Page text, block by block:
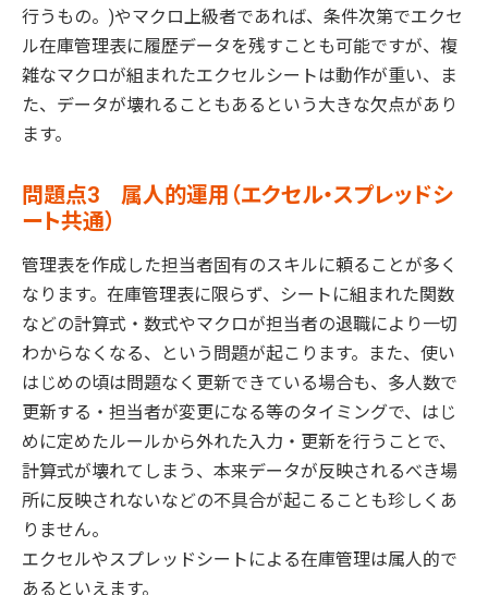
行うもの。)やマクロ上級者であれば、条件次第でエクセ
ル在庫管理表に履歴データを残すことも可能ですが、複
雑なマクロが組まれたエクセルシートは動作が重い、ま
た、データが壊れることもあるという大きな欠点があり
ます。
問題点3 属人的運用（エクセル・スプレッドシ
ート共通）
管理表を作成した担当者固有のスキルに頼ることが多く
なります。在庫管理表に限らず、シートに組まれた関数
などの計算式・数式やマクロが担当者の退職により一切
わからなくなる、という問題が起こります。また、使い
はじめの頃は問題なく更新できている場合も、多人数で
更新する・担当者が変更になる等のタイミングで、はじ
めに定めたルールから外れた入力・更新を行うことで、
計算式が壊れてしまう、本来データが反映されるべき場
所に反映されないなどの不具合が起こることも珍しくあ
りません。
エクセルやスプレッドシートによる在庫管理は属人的で
あるといえます。